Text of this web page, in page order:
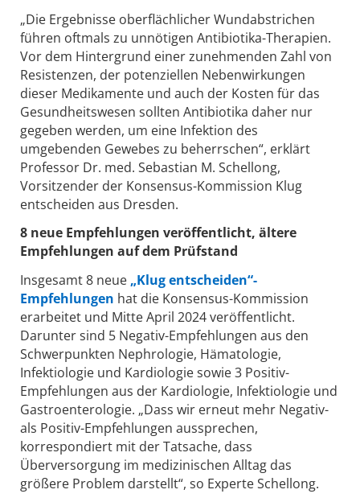
„Die Ergebnisse oberflächlicher Wundabstrichen
führen oftmals zu unnötigen Antibiotika-Therapien.
Vor dem Hintergrund einer zunehmenden Zahl von
Resistenzen, der potenziellen Nebenwirkungen
dieser Medikamente und auch der Kosten für das
Gesundheitswesen sollten Antibiotika daher nur
gegeben werden, um eine Infektion des
umgebenden Gewebes zu beherrschen“, erklärt
Professor Dr. med. Sebastian M. Schellong,
Vorsitzender der Konsensus-Kommission Klug
entscheiden aus Dresden.
8 neue Empfehlungen veröffentlicht, ältere
Empfehlungen auf dem Prüfstand
Insgesamt 8 neue „Klug entscheiden“-
Empfehlungen hat die Konsensus-Kommission
erarbeitet und Mitte April 2024 veröffentlicht.
Darunter sind 5 Negativ-Empfehlungen aus den
Schwerpunkten Nephrologie, Hämatologie,
Infektiologie und Kardiologie sowie 3 Positiv-
Empfehlungen aus der Kardiologie, Infektiologie und
Gastroenterologie. „Dass wir erneut mehr Negativ-
als Positiv-Empfehlungen aussprechen,
korrespondiert mit der Tatsache, dass
Überversorgung im medizinischen Alltag das
größere Problem darstellt“, so Experte Schellong.